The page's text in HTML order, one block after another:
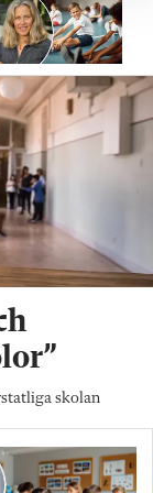
skolan